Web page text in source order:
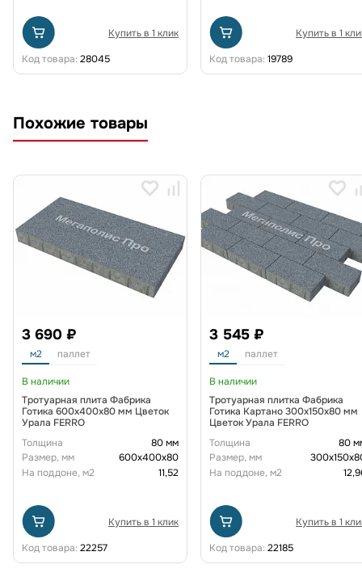
Купить в 1 клик
Код товара: 28045
Купить в 1
Код товара: 19789
Похожие товары
3 690 ₽
м2 паллет
В наличии
Тротуарная плита Фабрика
Готика 600х400х80 мм Цветок
Урала FERRO
Толщина
80 мм
Размер, мм
600х400х80
На поддоне, м2
11,52
Купить в 1 клик
Код товара: 22257
3 545 ₽
м2 паллет
В наличии
Тротуарная плитка Фабрика
Готика Картано 300х150х80 мм
Цветок Урала FERRO
Толщина
80
Размер, мм
На поддоне, м2
Купить в 1
Код товара: 22185